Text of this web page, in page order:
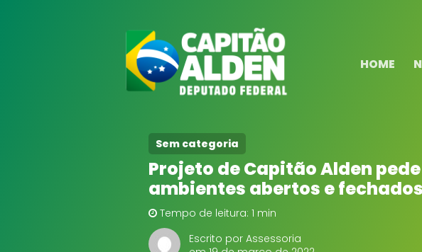
HOME
Sem categoria
Projeto de Capitão Alden
ambientes abertos e fechados
Tempo de leitura: 1 min
Escrito por Assessoria